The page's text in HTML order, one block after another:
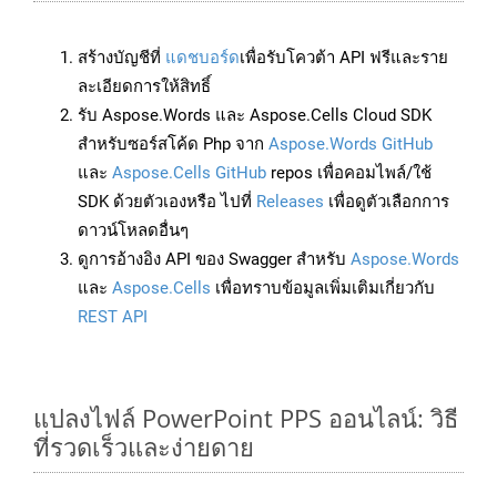
สร้างบัญชีที่ แดชบอร์ดเพื่อรับโควต้า API ฟรีและราย
ละเอียดการให้สิทธิ์
รับ Aspose.Words และ Aspose.Cells Cloud SDK
สำหรับซอร์สโค้ด Php จาก Aspose.Words GitHub
และ Aspose.Cells GitHub repos เพื่อคอมไพล์/ใช้
SDK ด้วยตัวเองหรือ ไปที่ Releases เพื่อดูตัวเลือกการ
ดาวน์โหลดอื่นๆ
ดูการอ้างอิง API ของ Swagger สำหรับ Aspose.Words
และ Aspose.Cells เพื่อทราบข้อมูลเพิ่มเติมเกี่ยวกับ
REST API
แปลงไฟล์ PowerPoint PPS ออนไลน์: วิธี
ที่รวดเร็วและง่ายดาย